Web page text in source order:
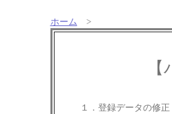
ホーム >
１．登録データの修正